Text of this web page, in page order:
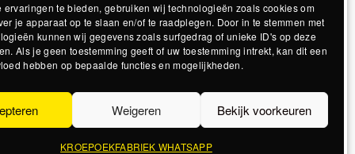
ervaringen te bieden, gebruiken wij technologieën zoals cookies om
je apparaat op te slaan en/of te raadplegen. Door in te stemmen met
kunnen wij gegevens zoals surfgedrag of unieke ID's op deze
Als je geen toestemming geeft of uw toestemming intrekt, kan dit een
hebben op bepaalde functies en mogelijkheden.
Weigeren Bekijk voorkeuren
KROEPOEKFABRIEK WHATSAPP